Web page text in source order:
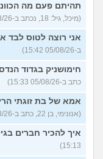
לא משלמת בדייטים
29)
יוצאת איתו היום
בטיילת או מועדון?
26)
לוקח אותי לדייטים
האם להמשיך?
עוד
תהיתם פעם מה
(מיכל, גיל: 18, נכתב ב-05/08/26 15:51)
אני רוצה לטוס לבד
ב-05/08/26 15:42)
חימושניק בגדוד
כתב ב-05/08/26 15:33)
אמא של בת זוגתי
(אנונימי, בן 22, כתב ב-05/08/26 15:22)
איך להכיר חברים
15:13)